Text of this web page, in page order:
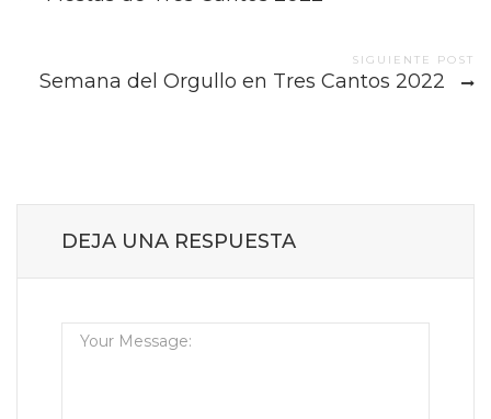
SIGUIENTE POST
Semana del Orgullo en Tres Cantos 2022
DEJA UNA RESPUESTA